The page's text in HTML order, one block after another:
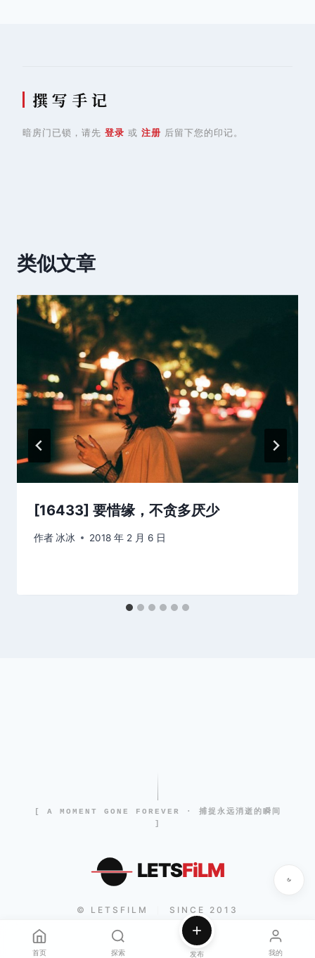
撰 写 手 记
暗房门已锁，请先 登录 或 注册 后留下您的印记。
类似文章
[16433] 要惜缘，不贪多厌少
作者 冰冰 2018 年 2 月 6 日
[ A MOMENT GONE FOREVER · 捕捉永远消逝的瞬间
]
LETSFiLM
© LETSFILM SINCE 2013
首页 探索 发布 我的